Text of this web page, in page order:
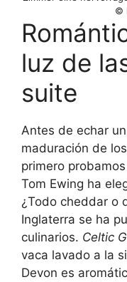
©
luz de
suite
Antes de echar
maduración de
primero
Tom Ewing ha
¿Todo cheddar o
Inglaterra se ha
culinarios. Celtic
vaca lavado a la
Devon es